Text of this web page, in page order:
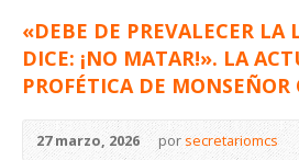
«DEBE DE PREVALECER LA
DICE: ¡NO MATAR!». LA
PROFÉTICA DE MONSEÑOR
27 marzo, 2026 por secretariomcs